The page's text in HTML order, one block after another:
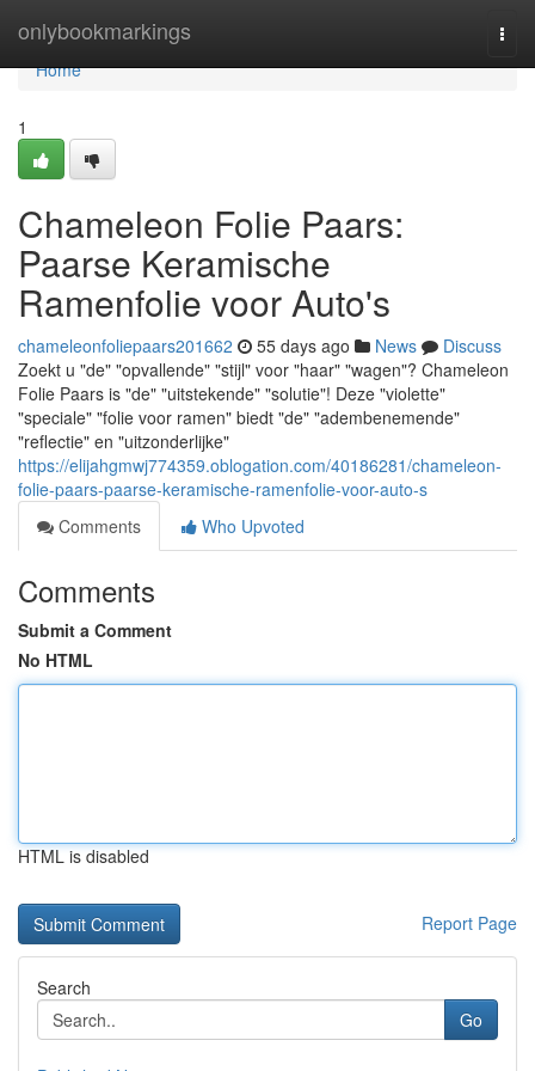
onlybookmarkings
Home
Home
1
Chameleon Folie Paars:
Paarse Keramische
Ramenfolie voor Auto's
chameleonfoliepaars201662 55 days ago News
Discuss
Zoekt u "de" "opvallende" "stijl" voor "haar" "wagen"? Chameleon
Folie Paars is "de" "uitstekende" "solutie"! Deze "violette"
"speciale" "folie voor ramen" biedt "de" "adembenemende"
"reflectie" en "uitzonderlijke"
https://elijahgmwj774359.oblogation.com/40186281/chameleon-
folie-paars-paarse-keramische-ramenfolie-voor-auto-s
Comments
Who Upvoted
Comments
Submit a Comment
No HTML
HTML is disabled
Report Page
Search
Go